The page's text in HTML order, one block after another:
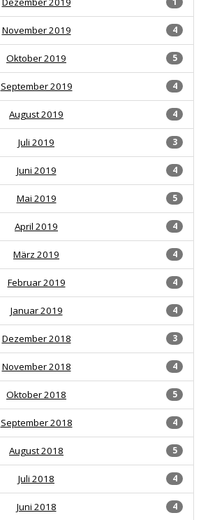
4
November 2019
5
Oktober 2019
4
September 2019
4
August 2019
3
Juli 2019
4
Juni 2019
5
Mai 2019
4
April 2019
4
März 2019
4
Februar 2019
4
Januar 2019
3
Dezember 2018
4
November 2018
5
Oktober 2018
4
September 2018
5
August 2018
4
Juli 2018
4
Juni 2018